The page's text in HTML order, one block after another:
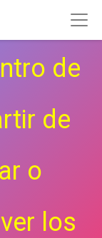
de
de
o
los